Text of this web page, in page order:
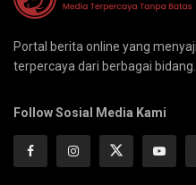
Portal berita online yang
terpercaya dari berbagai bidang.
Follow Sosial Media Kami